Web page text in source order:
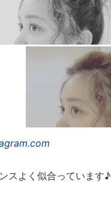
スよく似合っています♪